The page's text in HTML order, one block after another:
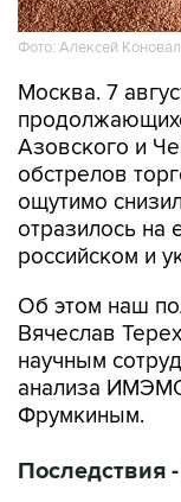
Фото: Алексей
Москва. 7
Азовского и
обстрелов
ощутимо
отразилось на
российском и
Об этом наш
Вячеслав
научным
анализа
Фрумкиным.
Последствия